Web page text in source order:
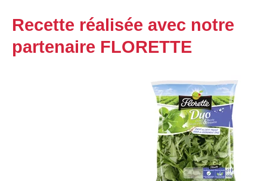
Recette réalisée avec notre
partenaire FLORETTE